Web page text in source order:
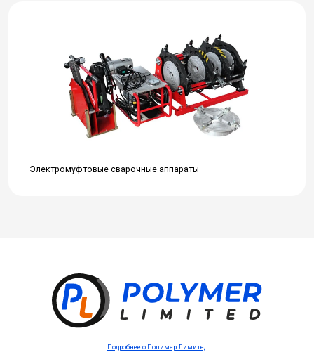
Электромуфтовые сварочные аппараты
Подробнее о Полимер Лимитед